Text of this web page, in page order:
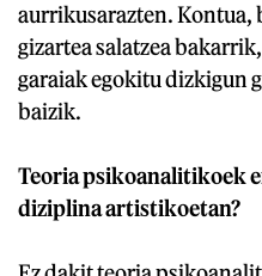
aurrikusarazten. Kontua,
gizartea salatzea
garaiak egokitu dizkigun
baizik.
Teoria psikoanalitikoek
diziplina artistikoetan?